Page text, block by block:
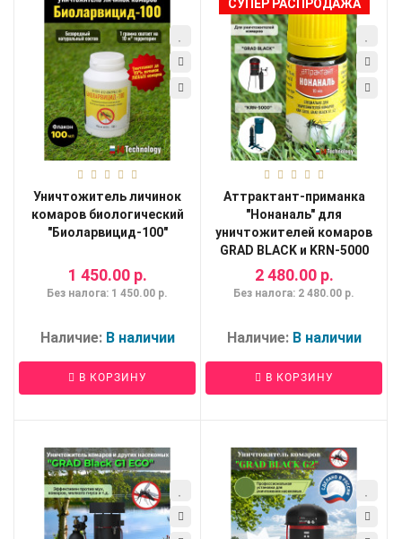
Мои
закладки0
Сравнение
товаров0
Уничтожитель личинок
комаров биологический
"Биоларвицид-100"
1 450.00 р.
Без налога: 1 450.00 р.
Наличие: В наличии
В КОРЗИНУ
СУПЕР РАСПРОДАЖА
Аттрактант-приманка
"Нонаналь" для
уничтожителей комаров
GRAD BLACK и KRN-5000
2 480.00 р.
Без налога: 2 480.00 р.
Наличие: В наличии
В КОРЗИНУ